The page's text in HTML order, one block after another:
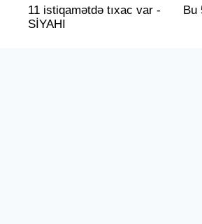
11 istiqamətdə tıxac var -
SİYAHI
Bu